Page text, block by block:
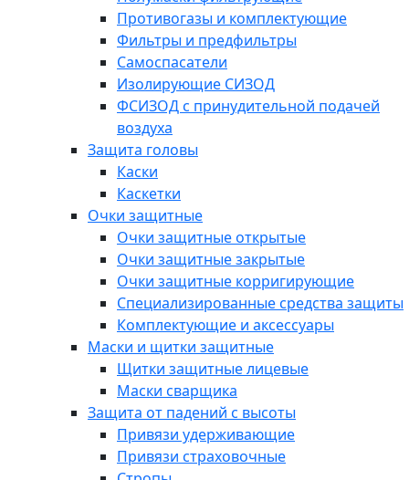
Противогазы и комплектующие
Фильтры и предфильтры
Самоспасатели
Изолирующие СИЗОД
ФСИЗОД с принудительной подачей
воздуха
Защита головы
Каски
Каскетки
Очки защитные
Очки защитные открытые
Очки защитные закрытые
Очки защитные корригирующие
Специализированные средства защиты
Комплектующие и аксессуары
Маски и щитки защитные
Щитки защитные лицевые
Маски сварщика
Защита от падений с высоты
Привязи удерживающие
Привязи страховочные